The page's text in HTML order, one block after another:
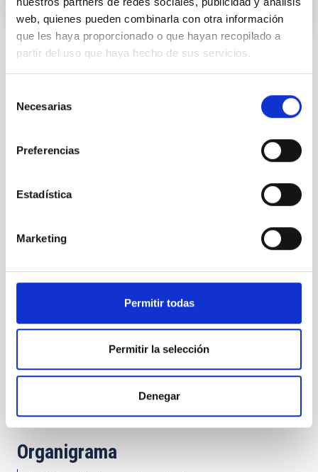
web, quienes pueden combinarla con otra información
que les haya proporcionado o que hayan recopilado a
partir del uso que haya hecho de sus servicios.
Necesarias
Preferencias
Estadística
Marketing
Permitir todas
Permitir la selección
Denegar
Historia
Décadas de Astronomía en Canarias
Organigrama